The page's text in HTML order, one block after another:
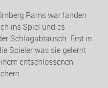
Rams war fanden
ins Spiel und es
Schlagabtausch. Erst in
Spieler was sie gelernt
entschlossenen